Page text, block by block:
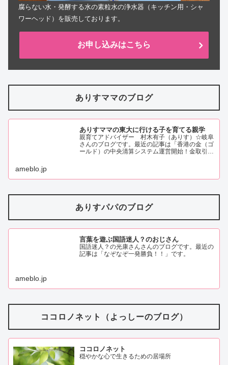
腐らない水・発酵する水の素粒水の浄水器（キッチン用・シャ
ワーヘッド）を販売しております。
お申し込みはこちら
ありすママのブログ
ありすママの東大に行ける子を育てる親学
親育てアドバイザー 村木有子（ありす）☆岐阜
さんのブログです。最近の記事は「香港の金（ゴ
ールド）の中央清算システム運営開始！金取引の
ameblo.jp
ありすパパのブログ
言葉を遊ぶ国語迷人？のおじさん
国語迷人？の光康さんさんのブログです。最近の
記事は「なぞなぞ一発勝負！！」です。
ameblo.jp
ココロノネット（よっしーのブログ）
ココロノネット
穏やかな心で生きるための居場所